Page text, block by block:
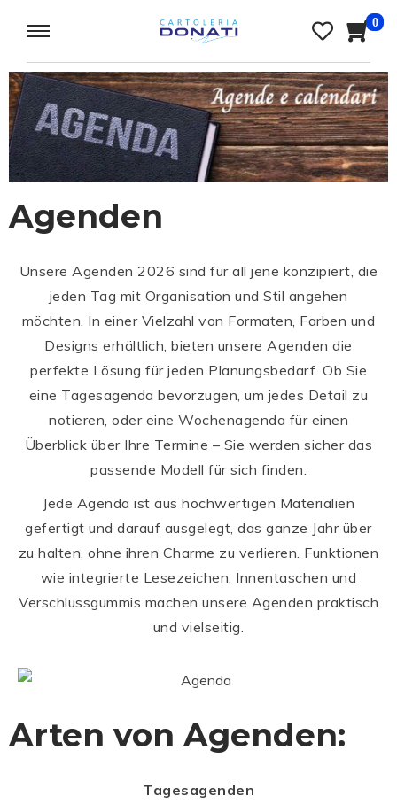
0
Agenden
Unsere Agenden 2026 sind für all jene konzipiert, die
jeden Tag mit Organisation und Stil angehen
möchten. In einer Vielzahl von Formaten, Farben und
Designs erhältlich, bieten unsere Agenden die
perfekte Lösung für jeden Planungsbedarf. Ob Sie
eine Tagesagenda bevorzugen, um jedes Detail zu
notieren, oder eine Wochenagenda für einen
Überblick über Ihre Termine – Sie werden sicher das
passende Modell für sich finden.
Jede Agenda ist aus hochwertigen Materialien
gefertigt und darauf ausgelegt, das ganze Jahr über
zu halten, ohne ihren Charme zu verlieren. Funktionen
wie integrierte Lesezeichen, Innentaschen und
Verschlussgummis machen unsere Agenden praktisch
und vielseitig.
Arten von Agenden:
Tagesagenden